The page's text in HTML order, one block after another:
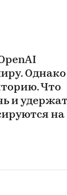
Однако
Что
и
на